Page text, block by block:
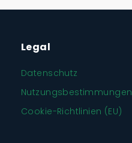
Legal
Datenschutz
Nutzungsbestimmungen
Cookie-Richtlinien (EU)